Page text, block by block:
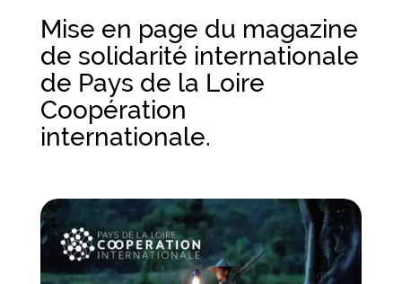
Mise en page du magazine
de solidarité internationale
de Pays de la Loire
Coopération
internationale.